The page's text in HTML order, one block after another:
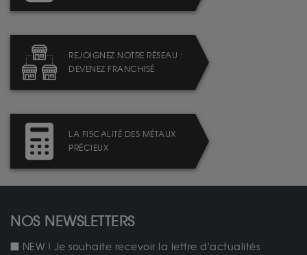
REJOIGNEZ NOTRE RÉSEAU :
DEVENEZ FRANCHISÉ
LA FISCALITÉ DES MÉTAUX
PRÉCIEUX
NOS NEWSLETTERS
NEW ! Je souhaite recevoir la lettre d'actualités